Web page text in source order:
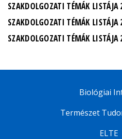
SZAKDOLGOZATI TÉMÁK
SZAKDOLGOZATI TÉMÁK
SZAKDOLGOZATI TÉMÁK
Biológiai
Természet
ELTE